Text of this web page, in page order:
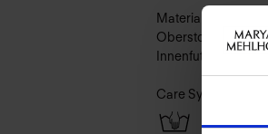
Material:
Oberstoff: 73%
Innenfutter: 88%
Care Symbols: